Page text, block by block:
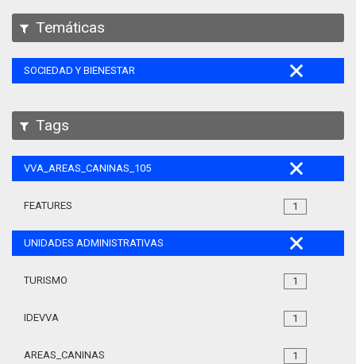
Temáticas
SOCIEDAD Y BIENESTAR
Tags
VVA_AREAS_CANINAS_105
1
FEATURES
UNIDADES ADMINISTRATIVAS
1
TURISMO
1
IDEVVA
1
AREAS_CANINAS